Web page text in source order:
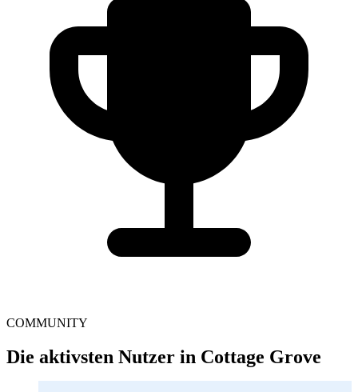
COMMUNITY
Die aktivsten Nutzer in Cottage Grove